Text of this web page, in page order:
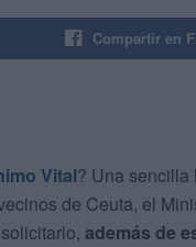
Compartir en
Vital? Una sencilla
de Ceuta, el
además de